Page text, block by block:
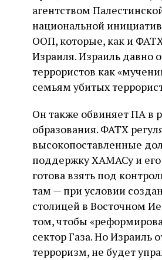
агентством
национальной
ООП, которые, как и
Израиля. Израиль давно
террористов как
семьям убитых
Он также обвиняет ПА в
образования. ФАТХ
высокопоставленные
поддержку ХАМАСу и его
готова взять под
там — при условии
столицей в Восточном
том, чтобы
сектор Газа. Но Израиль
терроризм, не будет